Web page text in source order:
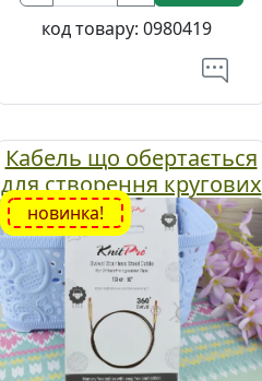
код товару: 0980419
Кабель що обертається
для створення кругових
спиць довжиною 150
см. KnitPro 10577
чорний
новинка!